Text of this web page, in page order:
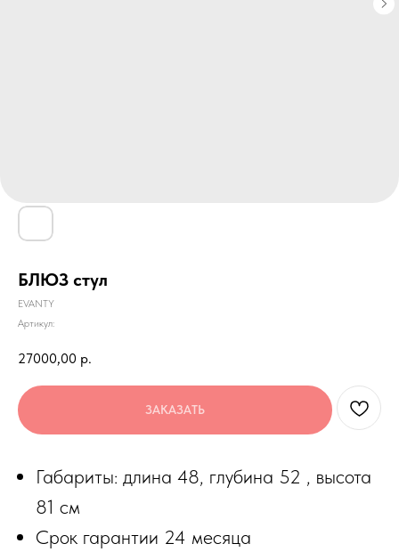
БЛЮЗ стул
EVANTY
Артикул:
27000,00 р.
ЗАКАЗАТЬ
Габариты: длина 48, глубина 52 , высота
81 см
Срок гарантии 24 месяца